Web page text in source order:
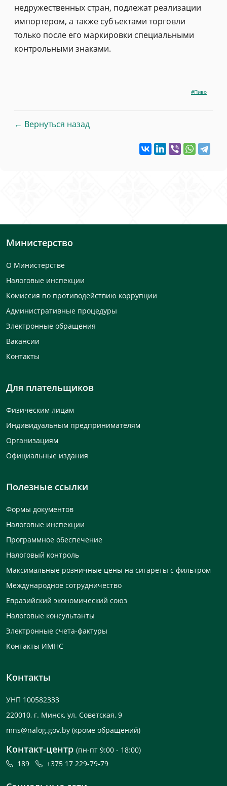
недружественных стран, подлежат реализации
импортером, а также субъектами торговли
только после его маркировки специальными
контрольными знаками.
#Пиво
← Вернуться назад
Министерство
О Министерстве
Налоговые инспекции
Комиссия по противодействию коррупции
Административные процедуры
Электронные обращения
Вакансии
Контакты
Для плательщиков
Физическим лицам
Индивидуальным предпринимателям
Организациям
Официальные издания
Полезные ссылки
Формы документов
Налоговые инспекции
Программное обеспечение
Налоговый контроль
Максимальные розничные цены на сигареты с фильтром
Международное сотрудничество
Евразийский экономический союз
Налоговые консультанты
Электронные счета-фактуры
Контакты ИМНС
Контакты
УНП 100582333
220010, г. Минск, ул. Советская, 9
mns@nalog.gov.by (кроме обращений)
Контакт-центр (пн-пт 9:00 - 18:00)
189
+375 17 229-79-79